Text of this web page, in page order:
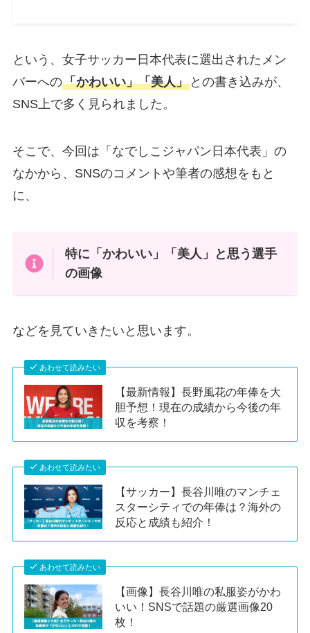
という、女子サッカー日本代表に選出されたメン
バーへの「かわいい」「美人」との書き込みが、
SNS上で多く見られました。
そこで、今回は「なでしこジャパン日本代表」の
なかから、SNSのコメントや筆者の感想をもと
に、
特に「かわいい」「美人」と思う選手
の画像
などを見ていきたいと思います。
あわせて読みたい
【最新情報】長野風花の年俸を大
胆予想！現在の成績から今後の年
収を考察！
あわせて読みたい
【サッカー】長谷川唯のマンチェ
スターシティでの年俸は？海外の
反応と成績も紹介！
あわせて読みたい
【画像】長谷川唯の私服姿がかわ
いい！SNSで話題の厳選画像20
枚！